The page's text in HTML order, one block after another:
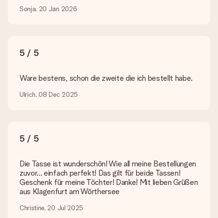
Kontaktiere bitte unseren Kundenservice, dort wird dir gerne
weitergeholfen!
In unserem Warenkorb bieten wie die Option „Gratis
persönliche Nachricht schreiben, sodass der Empfänger genau
weiß, von wem die Überraschung ist.
geliefert. Somit ist dein Geschenk automatisch zum
Verschenken bereit oder kann sofort an den Empfänger
Lieferzeit, Lieferoptionen und Versandkosten
Kann ich ein Lieferdatum wählen?
Bedauerlicherweise ist es momentan (noch) nicht möglich, das
Geschenk zu einem Wunschtermin liefern zu lassen.
Sonja, 20 Jan 2026
5 / 5
Ware bestens, schon die zweite die ich bestellt habe.
Ulrich, 08 Dec 2025
5 / 5
Die Tasse ist wunderschön! Wie all meine Bestellungen
zuvor... einfach perfekt! Das gilt für beide Tassen!
Geschenk für meine Töchter! Danke! Mit lieben Grüßen
aus Klagenfurt am Wörthersee
Christine, 20 Jul 2025